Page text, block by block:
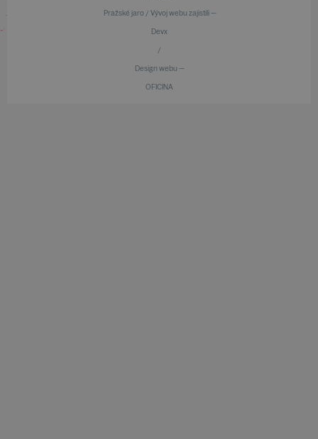
Pražské jaro / Vývoj webu zajistili —
Devx
/
Design webu —
OFICINA